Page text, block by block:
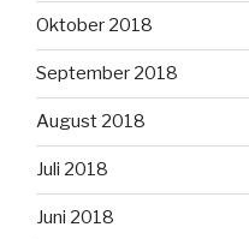
Oktober 2018
September 2018
August 2018
Juli 2018
Juni 2018